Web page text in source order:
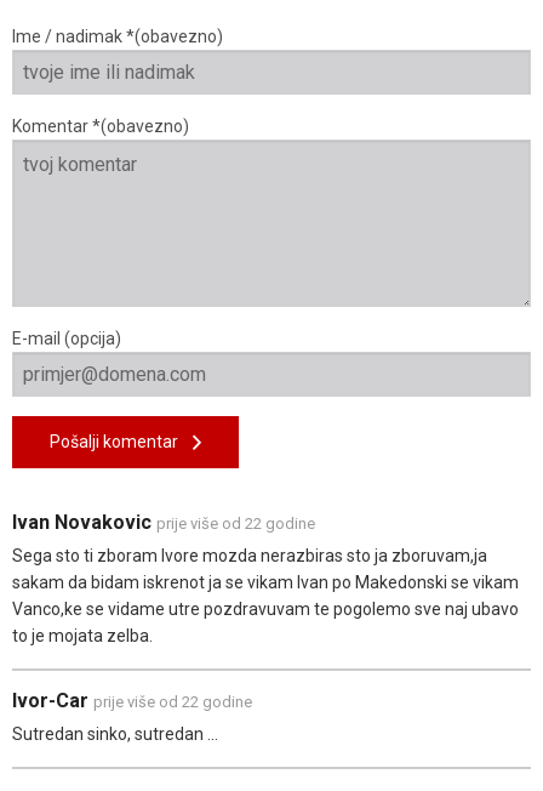
Ime / nadimak *(obavezno)
Komentar *(obavezno)
E-mail (opcija)
Pošalji komentar
Ivan Novakovic prije više od 22 godine
Sega sto ti zboram Ivore mozda nerazbiras sto ja zboruvam,ja
sakam da bidam iskrenot ja se vikam Ivan po Makedonski se vikam
Vanco,ke se vidame utre pozdravuvam te pogolemo sve naj ubavo
to je mojata zelba.
Ivor-Car prije više od 22 godine
Sutredan sinko, sutredan ...